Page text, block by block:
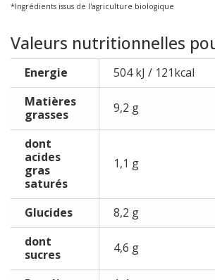
*Ingrédients issus de l'agriculture biologique
Valeurs nutritionnelles
Energie
504 kJ / 121kcal
Matières
grasses
9,2 g
dont
acides
gras
saturés
1,1 g
Glucides
8,2 g
dont
sucres
4,6 g